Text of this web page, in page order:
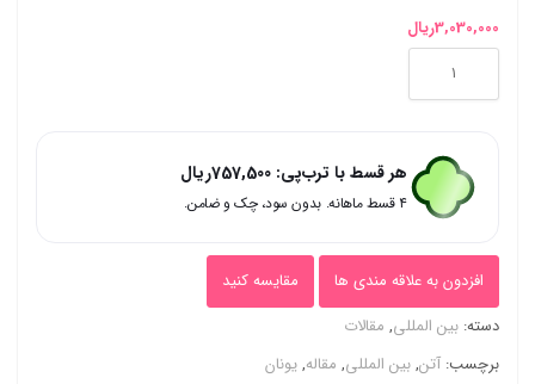
امتیازدهی
مشتری
3,030,000ریال
مجموعه
51
پنجمین
کنفرانس
بین
المللی
راهکارهای
نوین
هر قسط با ترب‌پی: 757,500ریال
۴ قسط ماهانه. بدون سود، چک و ضامن.
افزدون به علاقه مندی ها
مقایسه کنید
دسته: بین المللی, مقالات
برچسب: آتن,بین المللی, مقاله,یونان